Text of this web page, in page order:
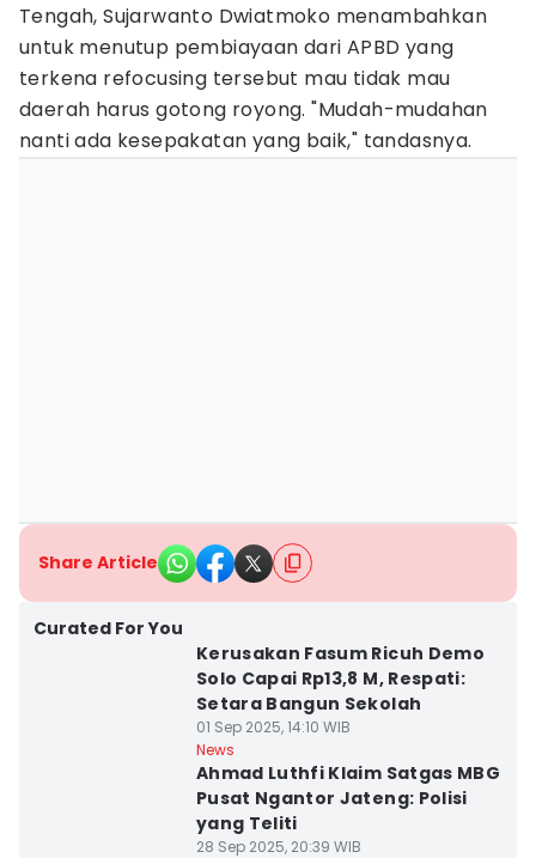
Tengah, Sujarwanto Dwiatmoko menambahkan
untuk menutup pembiayaan dari APBD yang
terkena refocusing tersebut mau tidak mau
daerah harus gotong royong. "Mudah-mudahan
nanti ada kesepakatan yang baik," tandasnya.
Share Article
Curated For You
Kerusakan Fasum Ricuh Demo
Solo Capai Rp13,8 M, Respati:
Setara Bangun Sekolah
01 Sep 2025, 14:10 WIB
News
Ahmad Luthfi Klaim Satgas MBG
Pusat Ngantor Jateng: Polisi
yang Teliti
28 Sep 2025, 20:39 WIB